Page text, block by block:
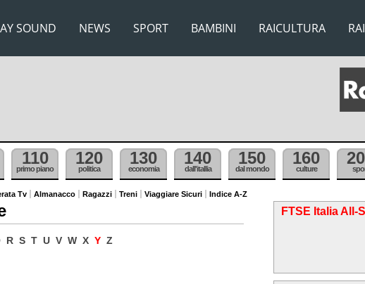
SOUND NEWS SPORT BAMBINI RAICULTURA
110
primo piano
120
politica
130
economia
140
dall'itallia
150
dal mondo
160
culture
Tv Almanacco Ragazzi Treni Viaggiare Sicuri Indice A-Z
R S T U V W X Y Z
FTSE Italia All-